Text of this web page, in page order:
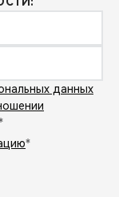
данных
*